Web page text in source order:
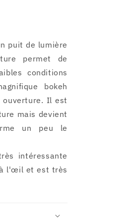
puit de lumière
permet de
conditions
bokeh
Il est
mais devient
un peu le
intéressante
l'œil et est très